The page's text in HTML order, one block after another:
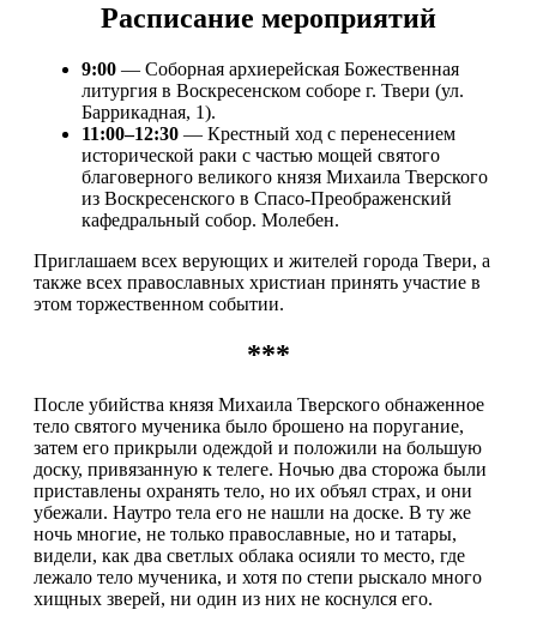
Расписание мероприятий
9:00 — Соборная архиерейская Божественная
литургия в Воскресенском соборе г. Твери (ул.
Баррикадная, 1).
11:00–12:30 — Крестный ход с перенесением
исторической раки с частью мощей святого
благоверного великого князя Михаила Тверского
из Воскресенского в Спасо-Преображенский
кафедральный собор. Молебен.
Приглашаем всех верующих и жителей города Твери, а
также всех православных христиан принять участие в
этом торжественном событии.
***
После убийства князя Михаила Тверского обнаженное
тело святого мученика было брошено на поругание,
затем его прикрыли одеждой и положили на большую
доску, привязанную к телеге. Ночью два сторожа были
приставлены охранять тело, но их объял страх, и они
убежали. Наутро тела его не нашли на доске. В ту же
ночь многие, не только православные, но и татары,
видели, как два светлых облака осияли то место, где
лежало тело мученика, и хотя по степи рыскало много
хищных зверей, ни один из них не коснулся его.